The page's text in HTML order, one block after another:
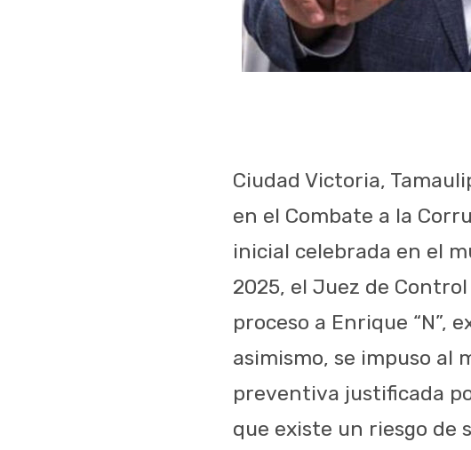
Ciudad Victoria,
en el Combate a la
inicial celebrada en el
2025, el Juez de
proceso a Enrique “N”,
asimismo, se impuso al
preventiva justificada
que existe un riesgo de